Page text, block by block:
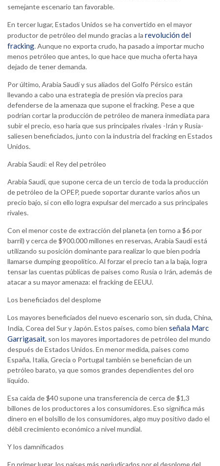
semejante escenario tan favorable.
En tercer lugar, Estados Unidos se ha convertido en el mayor
productor de petróleo del mundo gracias a la revolución del
fracking. Aunque no exporta crudo, ha pasado a importar mucho
menos petróleo que antes, lo que hace que mucha oferta haya
dejado de tener demanda.
Por último, Arabia Saudí y sus aliados del Golfo Pérsico están
llevando a cabo una estrategia de presión vía precios para
defenderse de la amenaza que supone el fracking. Pese a que
podrían cortar la producción de petróleo de manera inmediata para
subir el precio, eso haría que sus principales rivales -Irán y Rusia-
saliesen beneficiados, junto con la industria del fracking en Estados
Unidos.
Arabia Saudí: el Rey del petróleo
Arabia Saudí, que supone cerca de un tercio de toda la producción
de petróleo de la OPEP, puede soportar durante varios años un
precio bajo, si con ello logra expulsar del mercado a sus principales
rivales.
Con el menor coste de extracción del planeta (en torno a $6 por
barril) y cerca de $900.000 millones en reservas, Arabia Saudí está
utilizando su posición dominante para realizar lo que bien podría
llamarse dumping geopolítico. Al forzar el precio tan a la baja, logra
tensar las cuentas públicas de países como Rusia o Irán, además de
atacar a su mayor amenaza: el fracking de EEUU.
Los beneficiados del desplome
Los mayores beneficiados del nuevo escenario son, sin duda, China,
India, Corea del Sur y Japón. Estos países, como bien señala Marc
Garrigasait, son los mayores importadores de petróleo del mundo
después de Estados Unidos. En menor medida, países como
España, Italia, Grecia o Portugal también se benefician de un
petróleo barato, ya que somos grandes dependientes del oro
líquido.
Esa caída de $40 supone una transferencia de cerca de $1,3
billones de los productores a los consumidores. Eso significa más
dinero en el bolsillo de los consumidores, algo muy positivo dado el
débil crecimiento económico a nivel mundial.
Y los damnificados